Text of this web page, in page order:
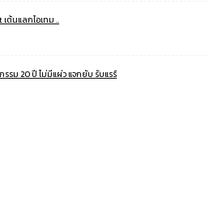
เต้นแลกไอเทม ..
รรม 20 ปี ไม่มีแผ่ว แจกยับ รับแรร์